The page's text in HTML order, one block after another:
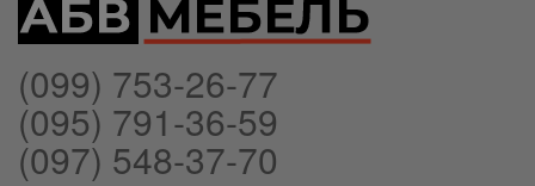
(099) 753-26-77
(095) 791-36-59
(097) 548-37-70